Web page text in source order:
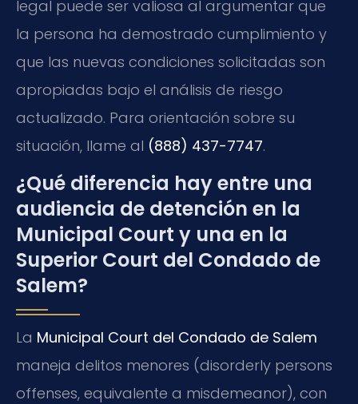
legal puede ser valiosa al argumentar que
la persona ha demostrado cumplimiento y
que las nuevas condiciones solicitadas son
apropiadas bajo el análisis de riesgo
actualizado. Para orientación sobre su
situación, llame al (888) 437-7747.
¿Qué diferencia hay entre una
audiencia de detención en la
Municipal Court y una en la
Superior Court del Condado de
Salem?
La Municipal Court del Condado de Salem
maneja delitos menores (disorderly persons
offenses, equivalente a misdemeanor), con